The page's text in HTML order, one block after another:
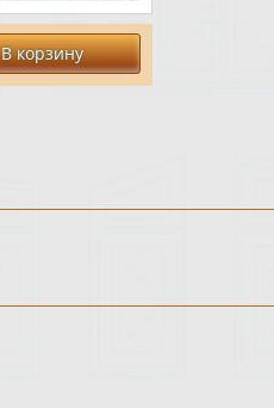
В корзину